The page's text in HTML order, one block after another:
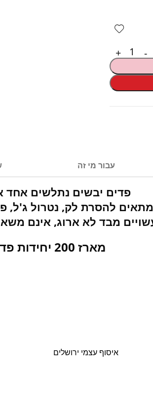
עבור מי זה
פדים יבשים נתלשים אחד
מתאים להסרת לק, נטרול ג'ל,
מבד לא ארוג, אינם
מארז 200 יחידות פד קוסמטי עם סיבים
איסוף עצמי ירושלים